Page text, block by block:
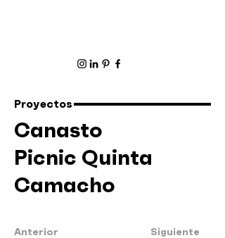
Proyectos
Canasto
Picnic Quinta
Camacho
Anterior Siguiente